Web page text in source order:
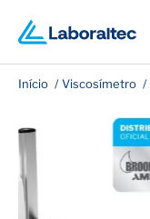
Início Viscosímetro